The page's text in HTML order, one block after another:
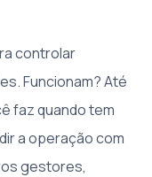
controlar
Funcionam? Até
faz quando tem
a operação com
gestores,